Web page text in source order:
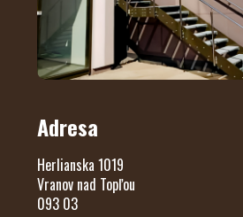
Adresa
Herlianska 1019
Vranov nad Topľou
093 03